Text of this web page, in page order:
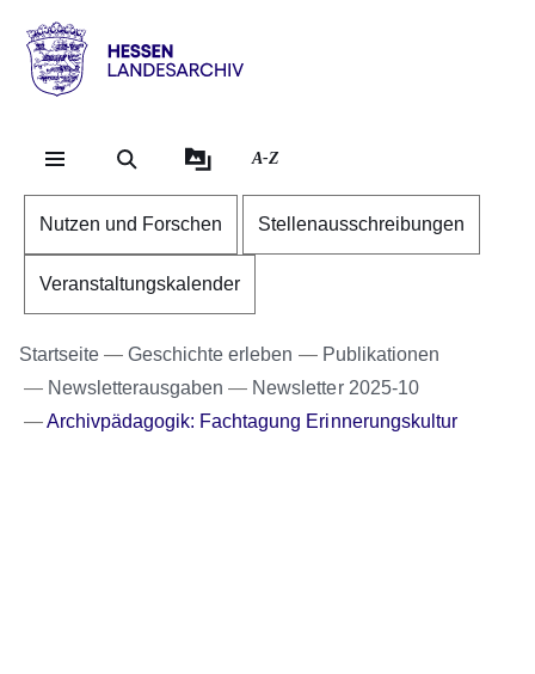
Hessen
Landesarchiv
A-Z
Nutzen und Forschen Stellenausschreibungen
Veranstaltungskalender
Startseite Geschichte erleben
Publikationen
Newsletterausgaben
Newsletter 2025-10
Archivpädagogik: Fachtagung Erinnerungskultur